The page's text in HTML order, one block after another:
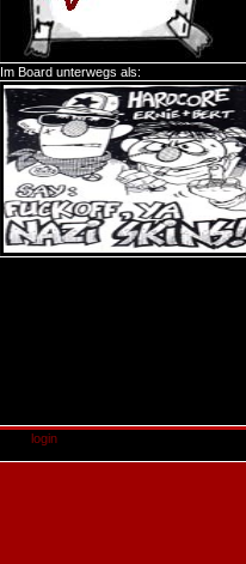
Im Board unterwegs als: